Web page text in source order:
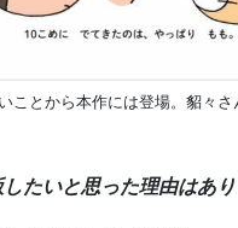
ことから本作には登場。貂々
たいと思った理由はあり